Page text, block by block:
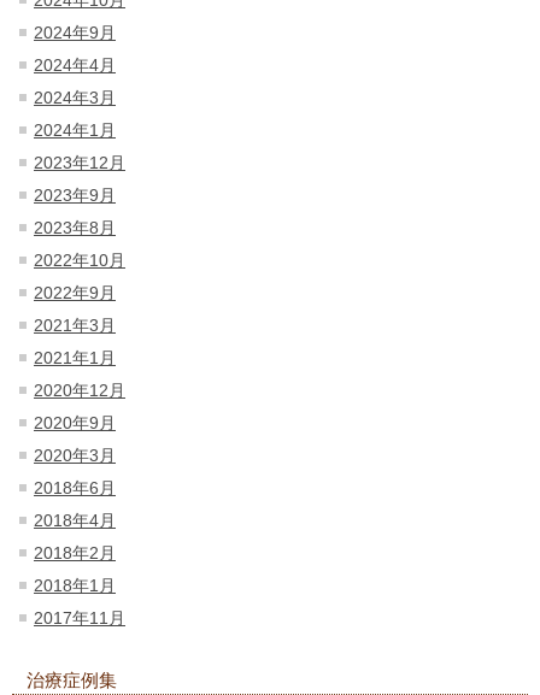
2024年9月
2024年4月
2024年3月
2024年1月
2023年12月
2023年9月
2023年8月
2022年10月
2022年9月
2021年3月
2021年1月
2020年12月
2020年9月
2020年3月
2018年6月
2018年4月
2018年2月
2018年1月
2017年11月
治療症例集